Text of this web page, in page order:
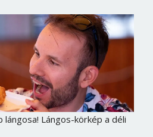
lángosa! Lángos-körkép a déli